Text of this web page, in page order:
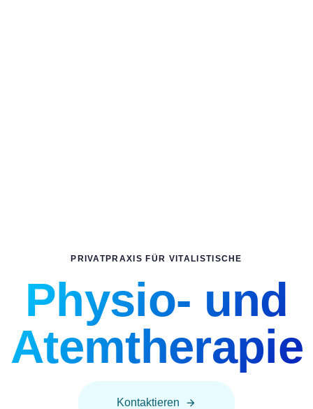
PRIVATPRAXIS FÜR VITALISTISCHE
Physio- und
Atemtherapie
Kontaktieren